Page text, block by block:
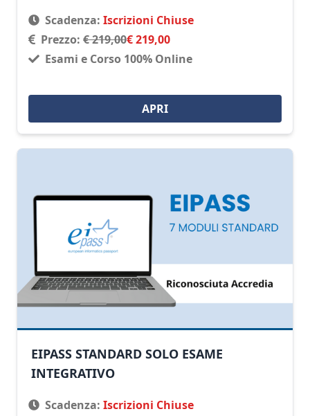
Scadenza: Iscrizioni Chiuse
Prezzo: € 219,00€ 219,00
Esami e Corso 100% Online
APRI
EIPASS STANDARD SOLO ESAME
INTEGRATIVO
Scadenza: Iscrizioni Chiuse